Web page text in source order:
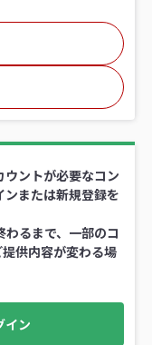
ントが必要なコン
または新規登録を
るまで、一部のコ
供内容が変わる場
イン